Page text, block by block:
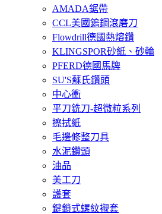
AMADA鋸帶
CCL美國鎢鋼滾磨刀
Flowdrill德國熱熔鑽
KLINGSPOR砂紙、砂輪
PFERD德國馬牌
SU'S蘇氏鑽頭
中心衝
平刀銑刀-超微粒系列
擦拭紙
毛邊修整刀具
水泥鑽頭
油品
美工刀
護套
鍵鎖式螺紋襯套